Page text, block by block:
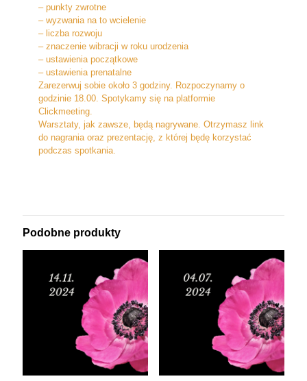
– punkty zwrotne
– wyzwania na to wcielenie
– liczba rozwoju
– znaczenie wibracji w roku urodzenia
– ustawienia początkowe
– ustawienia prenatalne
Zarezerwuj sobie około 3 godziny. Rozpoczynamy o
godzinie 18.00. Spotykamy się na platformie
Clickmeeting.
Warsztaty, jak zawsze, będą nagrywane. Otrzymasz link
do nagrania oraz prezentację, z której będę korzystać
podczas spotkania.
Podobne produkty